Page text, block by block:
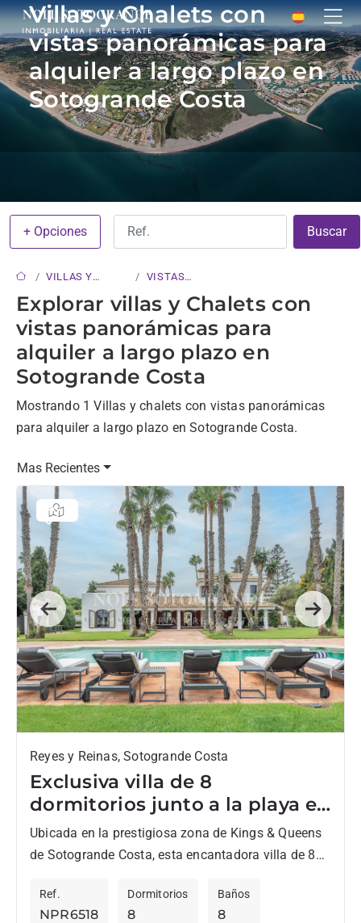
Villas y Chalets con
vistas panorámicas para
alquiler a largo plazo en
Sotogrande Costa
+ Opciones Buscar
VILLAS Y
CHALETS
VISTAS
PANORÁMICAS
Explorar villas y Chalets con
vistas panorámicas para
alquiler a largo plazo en
Sotogrande Costa
Mostrando 1 Villas y chalets con vistas panorámicas
para alquiler a largo plazo en Sotogrande Costa.
Mas Recientes
Previous Next
Reyes y Reinas, Sotogrande Costa
Exclusiva villa de 8
dormitorios junto a la playa en
Reyes y Reinas, Sotogrande
Costa en alquiler
Ubicada en la prestigiosa zona de Kings & Queens
de Sotogrande Costa, esta encantadora villa de 8
y...
NPR6518
Ref.
8
Dormitorios
8
Baños